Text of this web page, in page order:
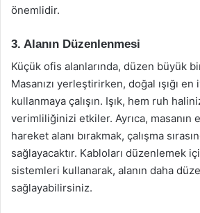
önemlidir.
3. Alanın Düzenlenmesi
Küçük ofis alanlarında, düzen büyük
Masanızı yerleştirirken, doğal ışığı
kullanmaya çalışın. Işık, hem ruh
verimliliğinizi etkiler. Ayrıca, masanın
hareket alanı bırakmak, çalışma
sağlayacaktır. Kabloları düzenlemek
sistemleri kullanarak, alanın daha
sağlayabilirsiniz.